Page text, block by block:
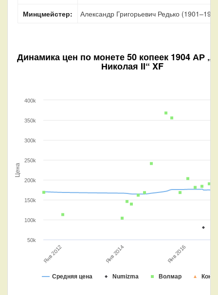
Минцмейстер:
Александр Григорьевич Редько
Динамика цен по монете50 копеек 1904 АР
Николая II“ XF
Цена
Средняя цена Numizma Волмар
Янв 2012 Янв 2014 Янв 2016
50k
100k
150k
200k
250k
300k
350k
400k